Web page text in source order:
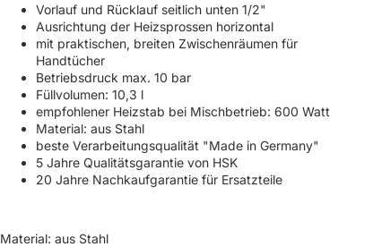
Vorlauf und Rücklauf seitlich unten 1/2"
Ausrichtung der Heizsprossen horizontal
mit praktischen, breiten Zwischenräumen für
Handtücher
Betriebsdruck max. 10 bar
Füllvolumen: 10,3 l
empfohlener Heizstab bei Mischbetrieb: 600 Watt
Material: aus Stahl
beste Verarbeitungsqualität "Made in Germany"
5 Jahre Qualitätsgarantie von HSK
20 Jahre Nachkaufgarantie für Ersatzteile
Material: aus Stahl